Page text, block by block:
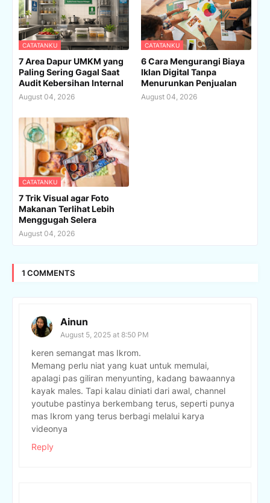
CATATANKU
7 Area Dapur UMKM yang
Paling Sering Gagal Saat
Audit Kebersihan Internal
August 04, 2026
CATATANKU
6 Cara Mengurangi Biaya
Iklan Digital Tanpa
Menurunkan Penjualan
August 04, 2026
CATATANKU
7 Trik Visual agar Foto
Makanan Terlihat Lebih
Menggugah Selera
August 04, 2026
1 COMMENTS
Ainun
August 5, 2025 at 8:50 PM
keren semangat mas Ikrom.
Memang perlu niat yang kuat untuk memulai,
apalagi pas giliran menyunting, kadang bawaannya
kayak males. Tapi kalau diniati dari awal, channel
youtube pastinya berkembang terus, seperti punya
mas Ikrom yang terus berbagi melalui karya
videonya
Reply